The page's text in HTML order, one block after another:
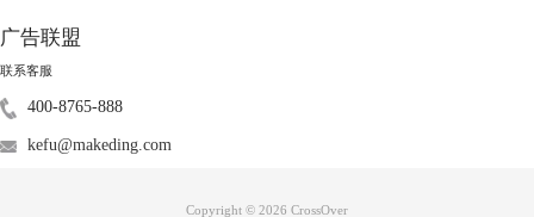
b.对空间的占用比较小
虚拟机的安装文件一般在600MB，安装镜像后，最少需要5GB存储空间。
另外，要想流畅运行虚拟机，至少需要16G内存空间。而CrossOver不需要
流畅运行。
广告联盟
联系客服
400-8765-888
kefu@makeding.com
Copyright © 2026 CrossOver